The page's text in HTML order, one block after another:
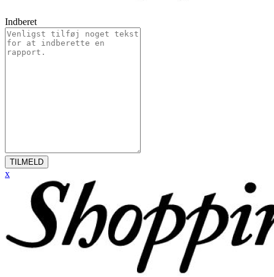
Indberet
TILMELD
x